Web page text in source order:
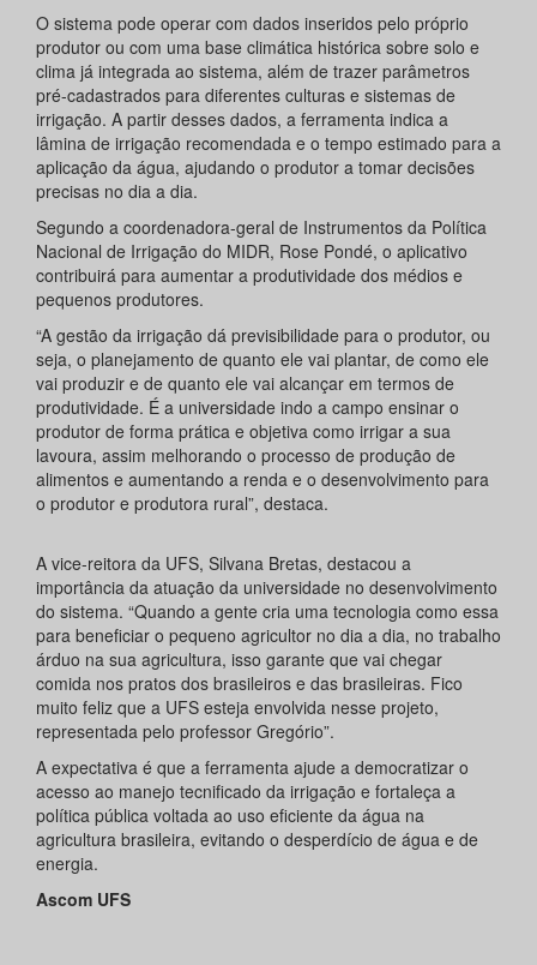
O sistema pode operar com dados inseridos pelo próprio
produtor ou com uma base climática histórica sobre solo e
clima já integrada ao sistema, além de trazer parâmetros
pré-cadastrados para diferentes culturas e sistemas de
irrigação. A partir desses dados, a ferramenta indica a
lâmina de irrigação recomendada e o tempo estimado para a
aplicação da água, ajudando o produtor a tomar decisões
precisas no dia a dia.
Segundo a coordenadora-geral de Instrumentos da Política
Nacional de Irrigação do MIDR, Rose Pondé, o aplicativo
contribuirá para aumentar a produtividade dos médios e
pequenos produtores.
“A gestão da irrigação dá previsibilidade para o produtor, ou
seja, o planejamento de quanto ele vai plantar, de como ele
vai produzir e de quanto ele vai alcançar em termos de
produtividade. É a universidade indo a campo ensinar o
produtor de forma prática e objetiva como irrigar a sua
lavoura, assim melhorando o processo de produção de
alimentos e aumentando a renda e o desenvolvimento para
o produtor e produtora rural”, destaca.
A vice-reitora da UFS, Silvana Bretas, destacou a
importância da atuação da universidade no desenvolvimento
do sistema. “Quando a gente cria uma tecnologia como essa
para beneficiar o pequeno agricultor no dia a dia, no trabalho
árduo na sua agricultura, isso garante que vai chegar
comida nos pratos dos brasileiros e das brasileiras. Fico
muito feliz que a UFS esteja envolvida nesse projeto,
representada pelo professor Gregório”.
A expectativa é que a ferramenta ajude a democratizar o
acesso ao manejo tecnificado da irrigação e fortaleça a
política pública voltada ao uso eficiente da água na
agricultura brasileira, evitando o desperdício de água e de
energia.
Ascom UFS